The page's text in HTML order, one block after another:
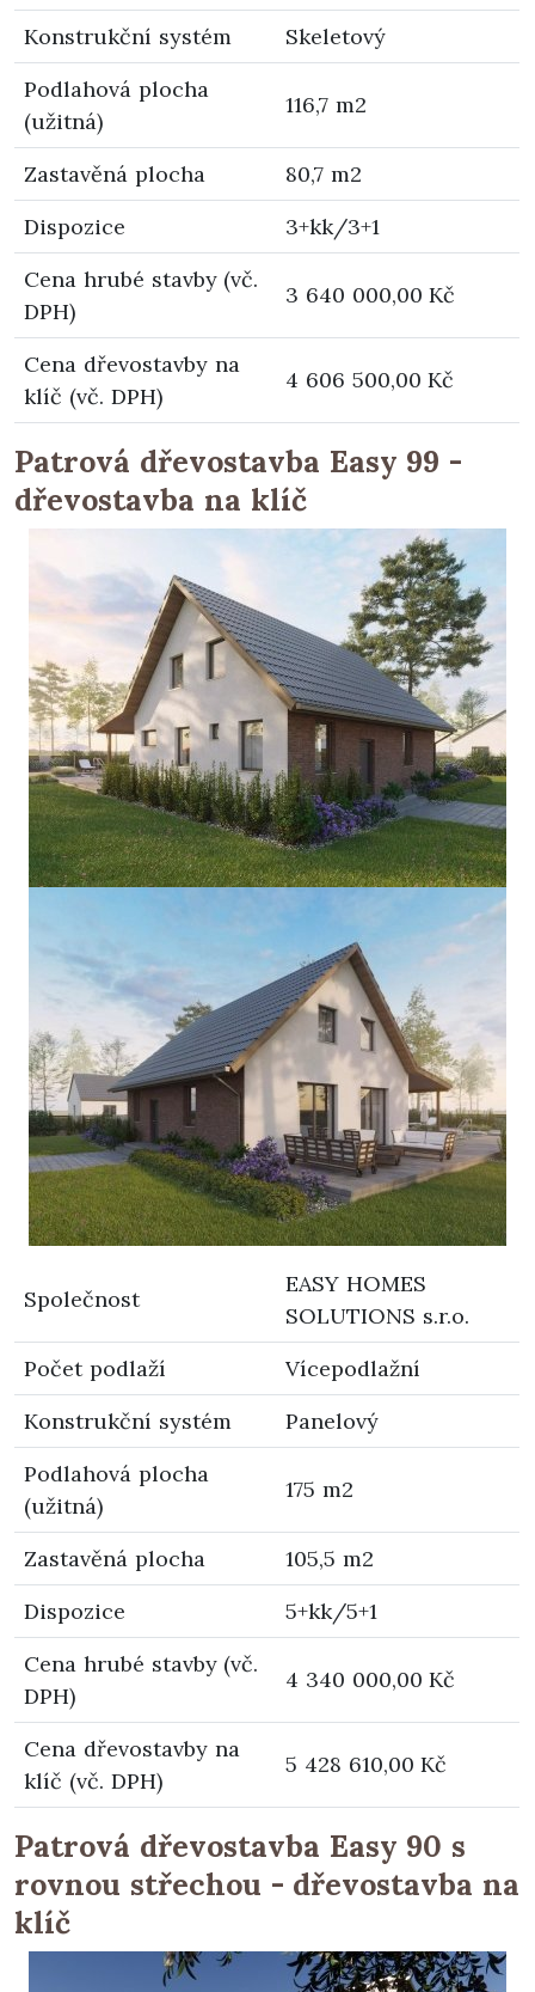
Konstrukční systém
Skeletový
Podlahová plocha
(užitná)
116,7 m2
Zastavěná plocha
80,7 m2
Dispozice
3+kk/3+1
Cena hrubé stavby (vč.
DPH)
3 640 000,00 Kč
Cena dřevostavby na
klíč (vč. DPH)
4 606 500,00 Kč
Patrová dřevostavba Easy 99 -
dřevostavba na klíč
Společnost
EASY HOMES
SOLUTIONS s.r.o.
Počet podlaží
Vícepodlažní
Konstrukční systém
Panelový
Podlahová plocha
(užitná)
175 m2
Zastavěná plocha
105,5 m2
Dispozice
5+kk/5+1
Cena hrubé stavby (vč.
DPH)
4 340 000,00 Kč
Cena dřevostavby na
klíč (vč. DPH)
5 428 610,00 Kč
Patrová dřevostavba Easy 90 s
rovnou střechou - dřevostavba na
klíč